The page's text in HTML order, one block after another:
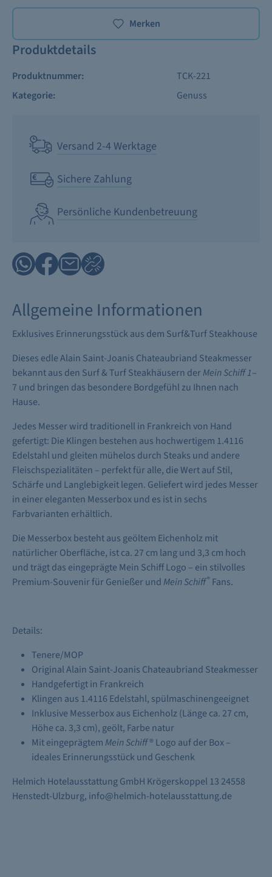
Merken
Produktdetails
Produktnummer:
TCK-221
Kategorie:
Genuss
Versand 2-4 Werktage
Sichere Zahlung
Persönliche Kundenbetreuung
Allgemeine Informationen
Exklusives Erinnerungsstück aus dem Surf&Turf Steakhouse
Dieses edle Alain Saint-Joanis Chateaubriand Steakmesser
bekannt aus den Surf & Turf Steakhäusern derMein Schiff 1–
7 und bringen das besondere Bordgefühl zu Ihnen nach
Hause.
Jedes Messer wird traditionell in Frankreich von Hand
gefertigt: Die Klingen bestehen aus hochwertigem 1.4116
Edelstahl und gleiten mühelos durch Steaks und andere
Fleischspezialitäten – perfekt für alle, die Wert auf Stil,
Schärfe und Langlebigkeit legen. Geliefert wird jedes Messer
in einer eleganten Messerbox und es ist in sechs
Farbvarianten erhältlich.
Die Messerbox besteht aus geöltem Eichenholz mit
natürlicher Oberfläche, ist ca. 27 cm lang und 3,3 cm hoch
und trägt das eingeprägte Mein Schiff Logo – ein stilvolles
Premium-Souvenir für Genießer und Mein Schiff® Fans.
Details:
Tenere/MOP
Original Alain Saint-Joanis Chateaubriand Steakmesser
Handgefertigt in Frankreich
Klingen aus 1.4116 Edelstahl, spülmaschinengeeignet
Inklusive Messerbox aus Eichenholz (Länge ca. 27 cm,
Höhe ca. 3,3 cm), geölt, Farbe natur
Mit eingeprägtem Mein Schiff® Logo auf der Box –
ideales Erinnerungsstück und Geschenk
Helmich Hotelausstattung GmbH Krögerskoppel 13 24558
Henstedt-Ulzburg, info@helmich-hotelausstattung.de